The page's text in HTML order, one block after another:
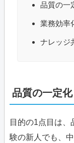
品質の一
業務効率
ナレッジ
品質の一定化
目的の1点目は
験の新人でも、